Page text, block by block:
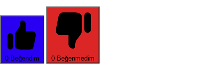
0 Beğendim 0 Beğenmedim